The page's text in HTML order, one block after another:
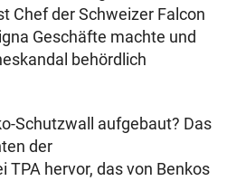
Chef der Schweizer Falcon
Geschäfte machte und
behördlich
Schutzwall aufgebaut? Das
der
hervor, das von Benkos